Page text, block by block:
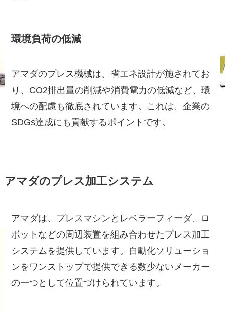
環境負荷の低減
アマダのプレス機械は、省エネ設計が施されてお
り、CO2排出量の削減や消費電力の低減など、環
境への配慮も徹底されています。これは、企業の
SDGs達成にも貢献するポイントです。
アマダのプレス加工システム
アマダは、プレスマシンとレベラーフィーダ、ロ
ボットなどの周辺装置を組み合わせたプレス加工
システムを提供しています。自動化ソリューショ
ンをワンストップで提供できる数少ないメーカー
の一つとして位置づけられています。